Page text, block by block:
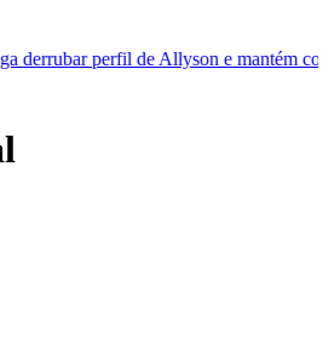
Allyson e mantém cobertura da